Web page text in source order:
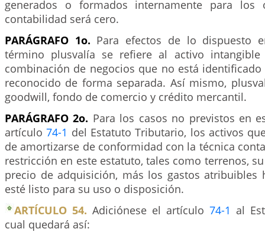
generados o formados internamente para los
contabilidad será cero.
PARÁGRAFO 1o. Para efectos de lo dispuesto
término plusvalía se refiere al activo
combinación de negocios que no está
reconocido de forma separada. Así mismo,
goodwill, fondo de comercio y crédito mercantil.
PARÁGRAFO 2o. Para los casos no previstos en
artículo74-1 del Estatuto Tributario, los activos
de amortizarse de conformidad con la técnica
restricción en este estatuto, tales como terrenos,
precio de adquisición, más los gastos atribuibles
esté listo para su uso o disposición.
ARTÍCULO 54. Adiciónese el artículo 74-1 al
cual quedará así: